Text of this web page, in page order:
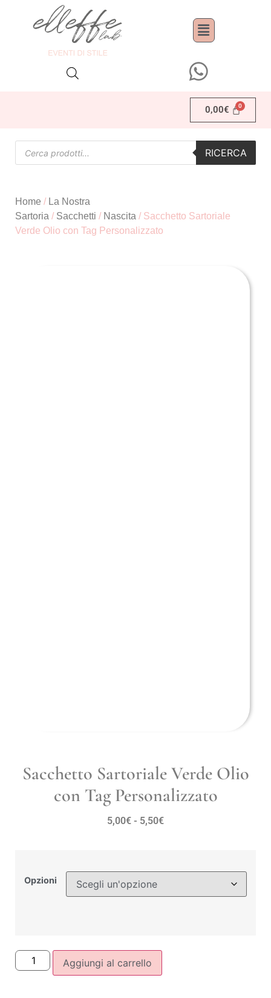
0,00€
RICERCA
Home / La Nostra
Sartoria / Sacchetti / Nascita / Sacchetto Sartoriale
Verde Olio con Tag Personalizzato
Sacchetto Sartoriale Verde Olio
con Tag Personalizzato
5,00€ - 5,50€
Opzioni
Aggiungi al carrello